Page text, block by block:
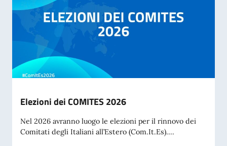
Elezioni dei COMITES 2026
Nel 2026 avranno luogo le elezioni per il rinnovo dei
Comitati degli Italiani all’Estero (Com.It.Es)....